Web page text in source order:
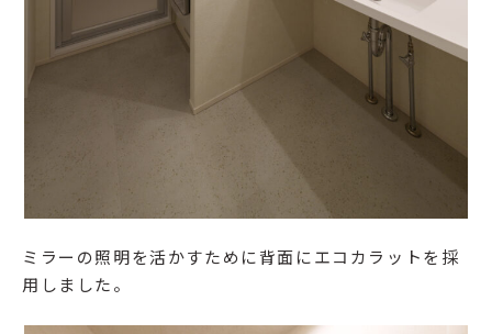
ミラーの照明を活かすために背面にエコカラットを採
用しました。